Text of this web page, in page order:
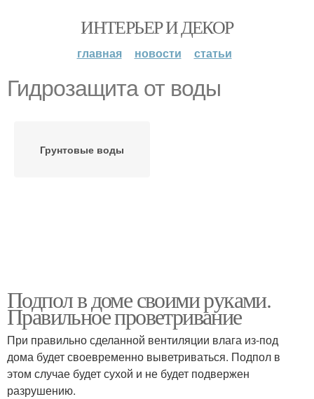
ИНТЕРЬЕР И ДЕКОР
главная новости статьи
Гидрозащита от воды
Грунтовые воды
Подпол в доме своими руками.
Правильное проветривание
При правильно сделанной вентиляции влага из-под
дома будет своевременно выветриваться. Подпол в
этом случае будет сухой и не будет подвержен
разрушению.